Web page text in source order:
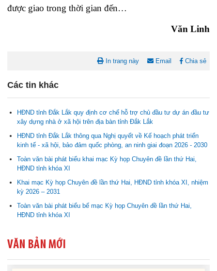
được giao trong thời gian đến…
Văn Linh
In trang này Email Chia sẻ
Các tin khác
HĐND tỉnh Đắk Lắk quy định cơ chế hỗ trợ chủ đầu tư dự án đầu tư
xây dựng nhà ở xã hội trên địa bàn tỉnh Đắk Lắk
HĐND tỉnh Đắk Lắk thông qua Nghị quyết về Kế hoạch phát triển
kinh tế - xã hội, bảo đảm quốc phòng, an ninh giai đoạn 2026 - 2030
Toàn văn bài phát biểu khai mạc Kỳ họp Chuyên đề lần thứ Hai,
HĐND tỉnh khóa XI
Khai mạc Kỳ họp Chuyên đề lần thứ Hai, HĐND tỉnh khóa XI, nhiệm
kỳ 2026 – 2031
Toàn văn bài phát biểu bế mạc Kỳ họp Chuyên đề lần thứ Hai,
HĐND tỉnh khóa XI
VĂN BẢN MỚI
Nghị quyết Cho ý kiến về cam kết bố trí nguồn vốn đối ứng ngân
sách địa phương để thực hiện Dự án Xây dựng Trụ sở làm...
Nghị quyết về việc phân bổ kế hoạch vốn đầu tư phát triển được
phép kéo dài thời gian sang năm 2026 thực hiện và giải...
công năm 2026 nguồn vốn ngân sách địa phương (đợt 2)